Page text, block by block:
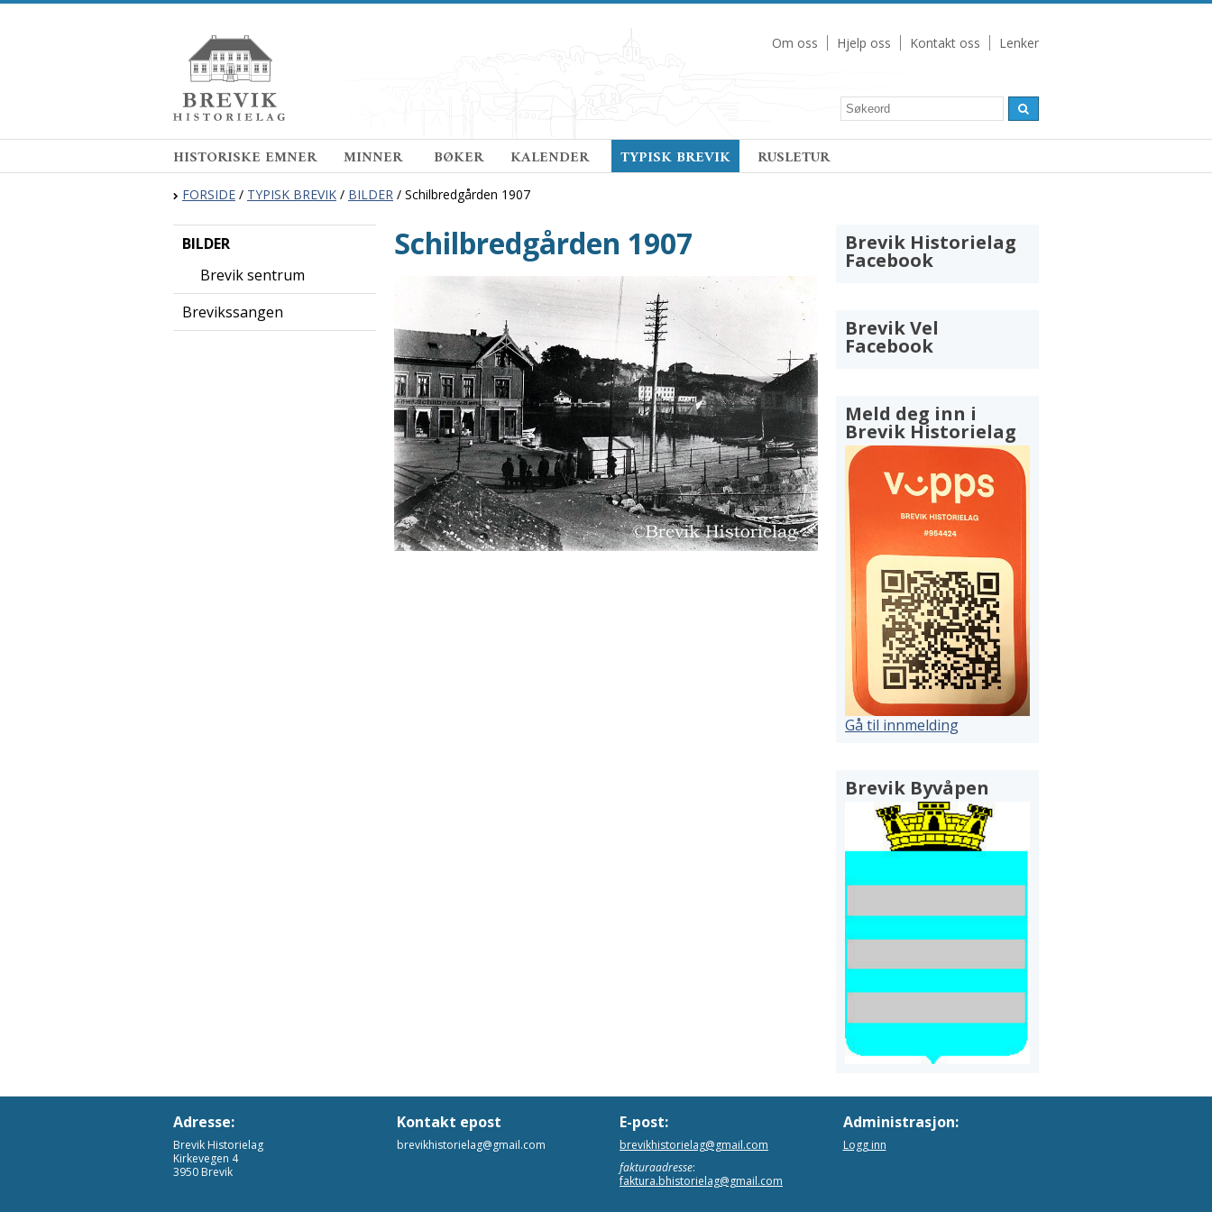
Om oss Hjelp oss Kontakt oss Lenker
HISTORISKE EMNER MINNER BØKER KALENDER TYPISK BREVIK RUSLETUR
FORSIDE / TYPISK BREVIK / BILDER / Schilbredgården 1907
BILDER
Brevik sentrum
Brevikssangen
Schilbredgården 1907 Brevik Historielag
Facebook
Brevik Vel
Facebook
Meld deg inn i
Brevik Historielag
Gå til innmelding
Brevik Byvåpen
Adresse:
Brevik Historielag
Kirkevegen 4
3950 Brevik
Kontakt epost
brevikhistorielag@gmail.com
E-post:
brevikhistorielag@gmail.com
fakturaadresse:
faktura.bhistorielag@gmail.com
Administrasjon:
Logg inn